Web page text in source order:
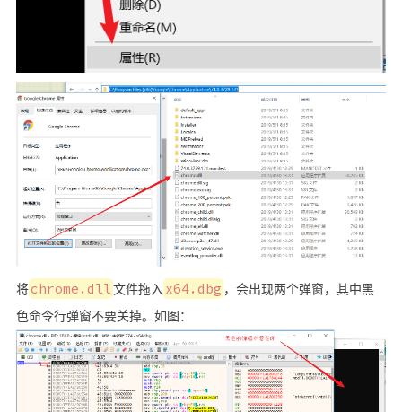
将chrome.dll文件拖入 x64.dbg ，会出现两个弹窗，其中黑
色命令行弹窗不要关掉。如图：